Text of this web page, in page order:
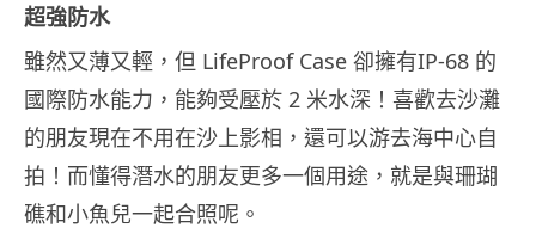
超強防水
雖然又薄又輕，但 LifeProof Case 卻擁有IP-68 的
國際防水能力，能夠受壓於 2 米水深！喜歡去沙灘
的朋友現在不用在沙上影相，還可以游去海中心自
拍！而懂得潛水的朋友更多一個用途，就是與珊瑚
礁和小魚兒一起合照呢。